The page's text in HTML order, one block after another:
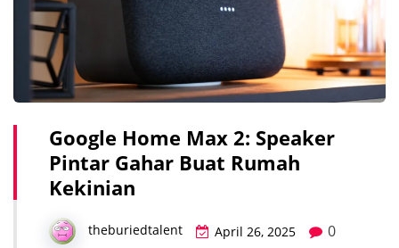
Google Home Max 2: Speaker
Pintar Gahar Buat Rumah
Kekinian
theburiedtalent April 26, 2025 0